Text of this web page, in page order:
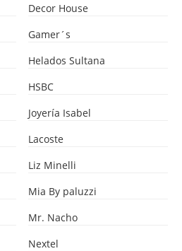
Decor House
Gamer´s
Helados Sultana
HSBC
Joyería Isabel
Lacoste
Liz Minelli
Mia By paluzzi
Mr. Nacho
Nextel